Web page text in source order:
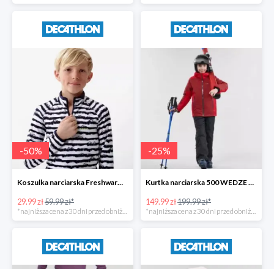
-50%
Koszulka narciarska Freshwarm 1/2 zip WEDZE dla dzieci -50%
29.99 zł59.99 zł*
*najniższa cena z 30 dni przed obniżką
-25%
Kurtka narciarska 500 WEDZE dla dzieci -25%
149.99 zł199.99 zł*
*najniższa cena z 30 dni przed obniżką